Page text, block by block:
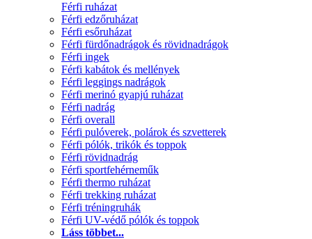
Férfi ruházat
Férfi edzőruházat
Férfi esőruházat
Férfi fürdőnadrágok és rövidnadrágok
Férfi ingek
Férfi kabátok és mellények
Férfi leggings nadrágok
Férfi merinó gyapjú ruházat
Férfi nadrág
Férfi overall
Férfi pulóverek, polárok és szvetterek
Férfi pólók, trikók és toppok
Férfi rövidnadrág
Férfi sportfehérneműk
Férfi thermo ruházat
Férfi trekking ruházat
Férfi tréningruhák
Férfi UV-védő pólók és toppok
Láss többet...